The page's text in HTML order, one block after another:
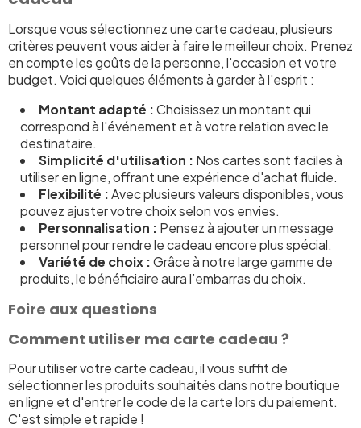
Lorsque vous sélectionnez une carte cadeau, plusieurs
critères peuvent vous aider à faire le meilleur choix. Prenez
en compte les goûts de la personne, l'occasion et votre
budget. Voici quelques éléments à garder à l'esprit :
Montant adapté :Choisissez un montant qui
correspond à l'événement et à votre relation avec le
destinataire.
Simplicité d'utilisation : Nos cartes sont faciles à
utiliser en ligne, offrant une expérience d'achat fluide.
Flexibilité :Avec plusieurs valeurs disponibles, vous
pouvez ajuster votre choix selon vos envies.
Personnalisation : Pensez à ajouter un message
personnel pour rendre le cadeau encore plus spécial.
Variété de choix :Grâce à notre large gamme de
produits, le bénéficiaire aura l’embarras du choix.
Foire aux questions
Comment utiliser ma carte cadeau ?
Pour utiliser votre carte cadeau, il vous suffit de
sélectionner les produits souhaités dans notre boutique
en ligne et d'entrer le code de la carte lors du paiement.
C'est simple et rapide !